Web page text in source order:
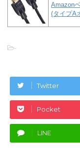
Amazon
(タイプA
-
Twitter
Pocket
LINE